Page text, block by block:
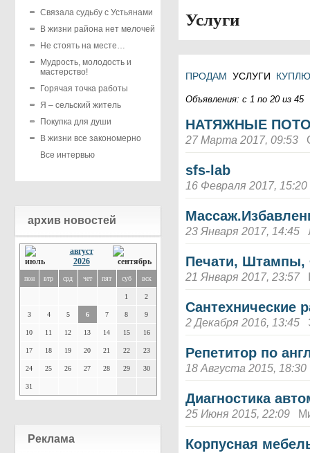
Связала судьбу с Устьянами
В жизни района нет мелочей
Не стоять на месте…
Мудрость, молодость и
мастерство!
Горячая точка работы
Я – сельский житель
Покупка для души
В жизни все закономерно
Все интервью
архив новостей
август
2026
пон втр срд чет пят суб вск
1 2
3 4 5 6 7 8 9
10 11 12 13 14 15 16
17 18 19 20 21 22 23
24 25 26 27 28 29 30
31
Реклама
Услуги
ПРОДАМ УСЛУГИ
Объявления: с 1 по 20 из 45
НАТЯЖНЫЕ
27 Марта 2017, 09:53
sfs-lab
16 Февраля 2017, 15:20
23 Января 2017, 14:45
Печати, Штампы,
21 Января 2017, 23:57
Сантехнические
2 Декабря 2016, 13:45
Репетитор по
18 Августа 2015, 18:30
Диагностика
25 Июня 2015, 22:09
Корпусная